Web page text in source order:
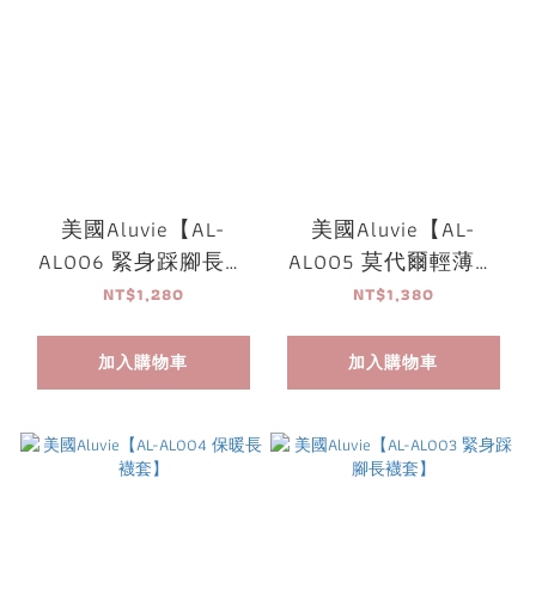
美國Aluvie【AL-
AL006 緊身踩腳長襪
套】
NT$1,280
加入購物車
美國Aluvie【AL-
AL005 莫代爾輕薄長
襪套】
NT$1,380
加入購物車